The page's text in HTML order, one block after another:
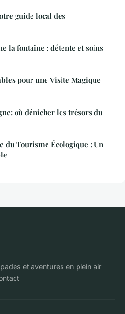
guide local des
la fontaine : détente et soins
pour une Visite Magique
où dénicher les trésors du
du Tourisme Écologique : Un
et aventures en plein air